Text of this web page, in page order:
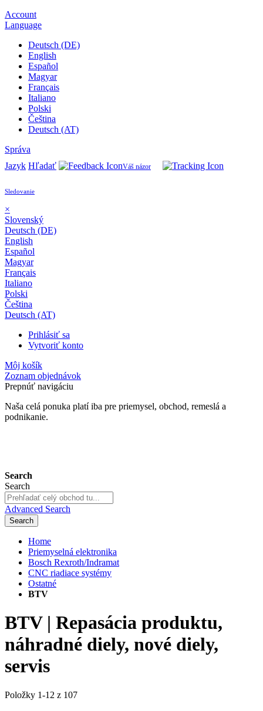
Account
Language
Deutsch (DE)
English
Español
Magyar
Français
Italiano
Polski
Čeština
Deutsch (AT)
Správa
Jazyk Hľadať Váš názor
Sledovanie
×
Slovenský
Deutsch (DE)
English
Español
Magyar
Français
Italiano
Polski
Čeština
Deutsch (AT)
Prihlásiť sa
Vytvoriť konto
Môj košík
Zoznam objednávok
Prepnúť navigáciu
Naša celá ponuka platí iba pre priemysel, obchod, remeslá a
podnikanie.
Search
Search
Advanced Search
Search
Home
Priemyselná elektronika
Bosch Rexroth/Indramat
CNC riadiace systémy
Ostatné
BTV
BTV | Repasácia produktu,
náhradné diely, nové diely,
servis
Položky 1-12 z 107